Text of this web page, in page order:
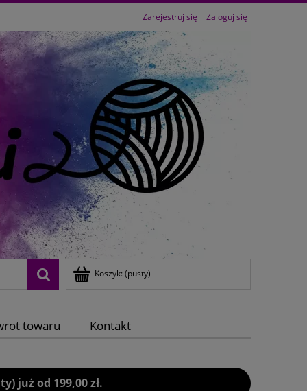
Zarejestruj się Zaloguj się
Koszyk: (pusty)
towaru Kontakt
już od 199,00 zł.